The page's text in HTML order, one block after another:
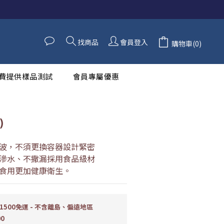
找商品 會員登入 購物車(0)
提供樣品測試 會員專屬優惠
，不須更換容器設計緊密
水、不撒漏採用食品級材
用更加健康衛生。
免運 - 不含離島、偏遠地區
立即購買